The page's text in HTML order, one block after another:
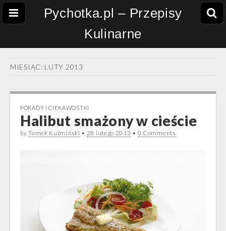
Pychotka.pl – Przepisy
Kulinarne
MIESIĄC: LUTY 2013
PORADY I CIEKAWOSTKI
Halibut smażony w cieście
byTomek Kuźmiński • 28 lutego 2013 • 0 Comments